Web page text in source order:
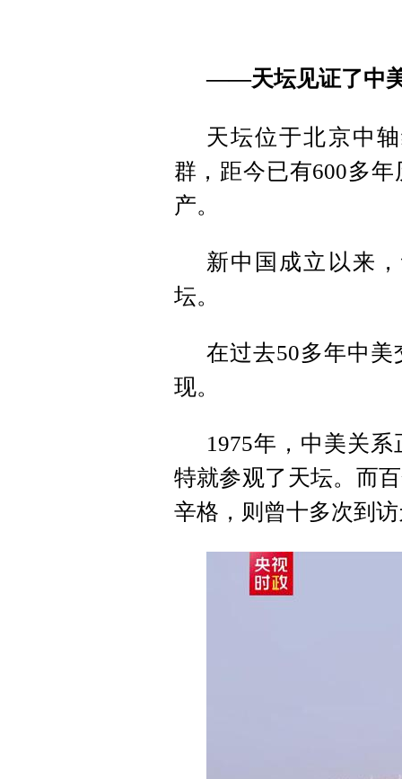
——天坛见证了中
天坛位于北京中
群，距今已有600多
产。
新中国成立以来
坛。
在过去50多年中
现。
1975年，中美关
特就参观了天坛。而
辛格，则曾十多次到